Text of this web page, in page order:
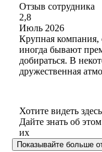
Отзыв сотрудника
2,8
Июль 2026
Крупная компания,
иногда бывают
добираться. В
дружественная
Хотите видеть
Дайте знать об
их
Показывайте больше